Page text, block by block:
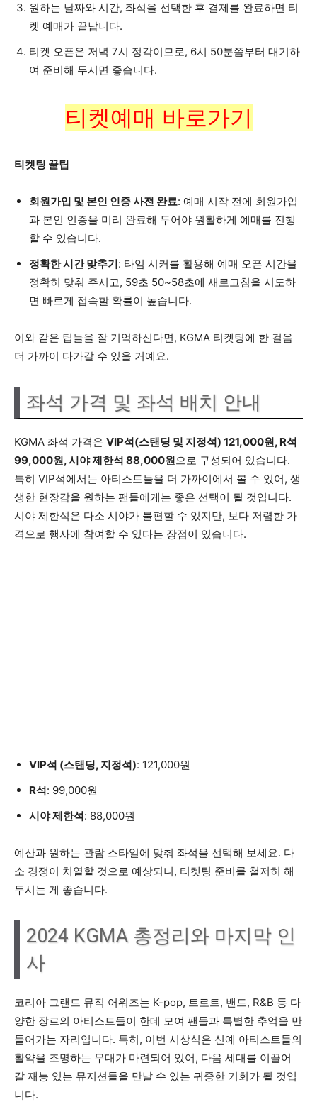
원하는 날짜와 시간, 좌석을 선택한 후 결제를 완료하면 티
켓 예매가 끝납니다.
티켓 오픈은 저녁 7시 정각이므로, 6시 50분쯤부터 대기하
여 준비해 두시면 좋습니다.
티켓예매 바로가기
티켓팅 꿀팁
회원가입 및 본인 인증 사전 완료: 예매 시작 전에 회원가입
과 본인 인증을 미리 완료해 두어야 원활하게 예매를 진행
할 수 있습니다.
정확한 시간 맞추기: 타임 시커를 활용해 예매 오픈 시간을
정확히 맞춰 주시고, 59초 50~58초에 새로고침을 시도하
면 빠르게 접속할 확률이 높습니다.
이와 같은 팁들을 잘 기억하신다면, KGMA 티켓팅에 한 걸음
더 가까이 다가갈 수 있을 거예요.
좌석 가격 및 좌석 배치 안내
KGMA 좌석 가격은 VIP석(스탠딩 및 지정석) 121,000원, R석
99,000원, 시야 제한석 88,000원으로 구성되어 있습니다.
특히 VIP석에서는 아티스트들을 더 가까이에서 볼 수 있어, 생
생한 현장감을 원하는 팬들에게는 좋은 선택이 될 것입니다.
시야 제한석은 다소 시야가 불편할 수 있지만, 보다 저렴한 가
격으로 행사에 참여할 수 있다는 장점이 있습니다.
VIP석 (스탠딩, 지정석): 121,000원
R석: 99,000원
시야 제한석: 88,000원
예산과 원하는 관람 스타일에 맞춰 좌석을 선택해 보세요. 다
소 경쟁이 치열할 것으로 예상되니, 티켓팅 준비를 철저히 해
두시는 게 좋습니다.
2024 KGMA 총정리와 마지막 인
사
코리아 그랜드 뮤직 어워즈는 K-pop, 트로트, 밴드, R&B 등 다
양한 장르의 아티스트들이 한데 모여 팬들과 특별한 추억을 만
들어가는 자리입니다. 특히, 이번 시상식은 신예 아티스트들의
활약을 조명하는 무대가 마련되어 있어, 다음 세대를 이끌어
갈 재능 있는 뮤지션들을 만날 수 있는 귀중한 기회가 될 것입
니다.